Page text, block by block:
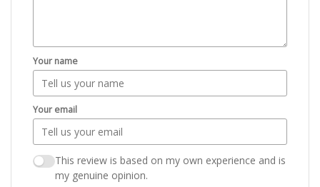
Your name
Your email
This review is based on my own experience and is
my genuine opinion.